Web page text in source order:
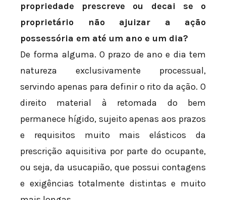
propriedade prescreve ou decai se o
proprietário não ajuizar a ação
possessória em até um ano e um dia?
De forma alguma. O prazo de ano e dia tem
natureza exclusivamente processual,
servindo apenas para definir o rito da ação. O
direito material à retomada do bem
permanece hígido, sujeito apenas aos prazos
e requisitos muito mais elásticos da
prescrição aquisitiva por parte do ocupante,
ou seja, da usucapião, que possui contagens
e exigências totalmente distintas e muito